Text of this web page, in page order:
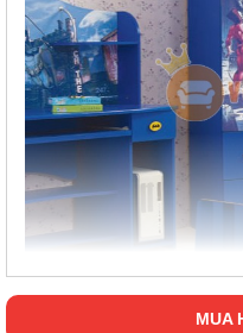
sẽ giúp căn phòng trở nên
MUA